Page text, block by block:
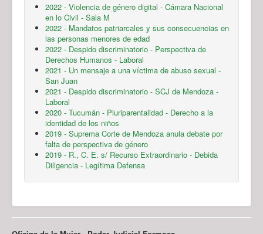
2022 - Violencia de género digital - Cámara Nacional
en lo Civil - Sala M
2022 - Mandatos patriarcales y sus consecuencias en
las personas menores de edad
2022 - Despido discriminatorio - Perspectiva de
Derechos Humanos - Laboral
2021 - Un mensaje a una víctima de abuso sexual -
San Juan
2021 - Despido discriminatorio - SCJ de Mendoza -
Laboral
2020 - Tucumán - Pluriparentalidad - Derecho a la
identidad de los niños
2019 - Suprema Corte de Mendoza anula debate por
falta de perspectiva de género
2019 - R., C. E. s/ Recurso Extraordinario - Debida
Diligencia - Legítima Defensa